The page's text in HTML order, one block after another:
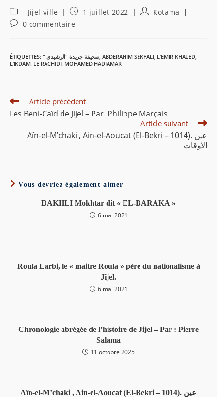
Post
category:
- Jijel-ville
Publication
1 juillet 2022
Auteur/autrice
Kotama
Commentaires
0 commentaire
ÉTIQUETTES: " صحيفة جريدة "الرشيدي ABDERAHIM SEKFALI L’EMIR KHALED
L’IKDAM LE RACHIDI MOHAMED HADJAMAR
Read
more
articles
Article précédent
Les Beni-Caïd de Jijel – Par. Philippe Marçais
Article suivant
Aïn-el-M’chaki , Ain-el-Aoucat (El-Bekri – 1014). عين
الأوقات
Vous devriez également aimer
DAKHLI Mokhtar dit « EL-BARAKA »
6 mai 2021
Roula Larbi, le « maitre Roula » père du nationalisme à
Jijel.
6 mai 2021
Chronologie abrégée de l’histoire de Jijel – Par : Pierre
Salama
11 octobre 2025
Aïn-el-M’chaki , Ain-el-Aoucat (El-Bekri – 1014). عين